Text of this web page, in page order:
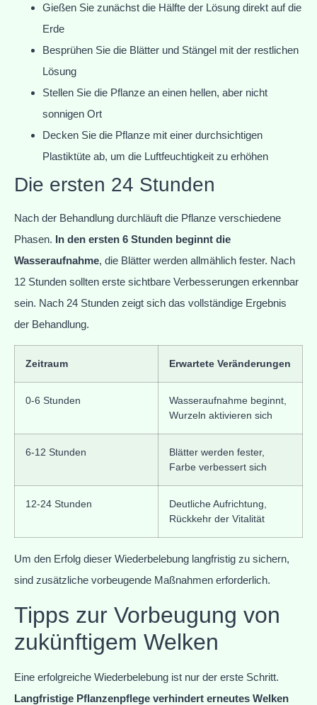
Gießen Sie zunächst die Hälfte der Lösung direkt auf die
Erde
Besprühen Sie die Blätter und Stängel mit der restlichen
Lösung
Stellen Sie die Pflanze an einen hellen, aber nicht
sonnigen Ort
Decken Sie die Pflanze mit einer durchsichtigen
Plastiktüte ab, um die Luftfeuchtigkeit zu erhöhen
Die ersten 24 Stunden
Nach der Behandlung durchläuft die Pflanze verschiedene
Phasen. In den ersten 6 Stunden beginnt die
Wasseraufnahme, die Blätter werden allmählich fester. Nach
12 Stunden sollten erste sichtbare Verbesserungen erkennbar
sein. Nach 24 Stunden zeigt sich das vollständige Ergebnis
der Behandlung.
Zeitraum Erwartete Veränderungen
0-6 Stunden
Wasseraufnahme beginnt,
Wurzeln aktivieren sich
6-12 Stunden
Blätter werden fester,
Farbe verbessert sich
12-24 Stunden
Deutliche Aufrichtung,
Rückkehr der Vitalität
Um den Erfolg dieser Wiederbelebung langfristig zu sichern,
sind zusätzliche vorbeugende Maßnahmen erforderlich.
Tipps zur Vorbeugung von
zukünftigem Welken
Eine erfolgreiche Wiederbelebung ist nur der erste Schritt.
Langfristige Pflanzenpflege verhindert erneutes Welken